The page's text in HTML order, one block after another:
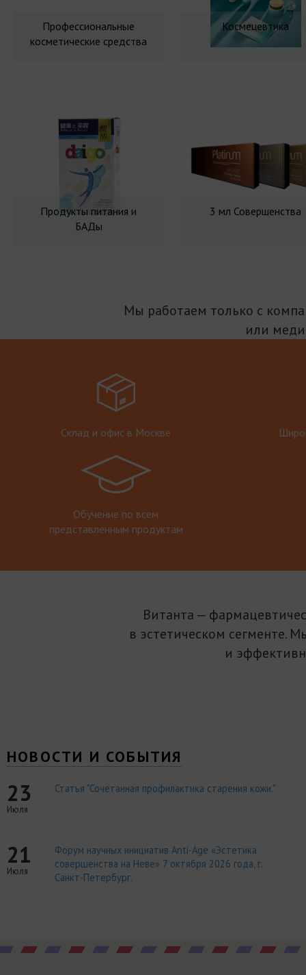
Профессиональные
косметические средства
Космецевтика
Продукты питания и
БАДы
3 мл Совершенства
Мы работаем только с
или
Склад и офис в Москве
Обучение по всем
представленным продуктам
Витанта —
в эстетическом сегменте.
и
НОВОСТИ И СОБЫТИЯ
23
Июля
Статья "Сочетанная профилактика старения кожи."
21
Июля
Форум научных инициатив Anti-Age «Эстетика
совершенства на Неве» 7 октября 2026 года, г.
Санкт-Петербург.